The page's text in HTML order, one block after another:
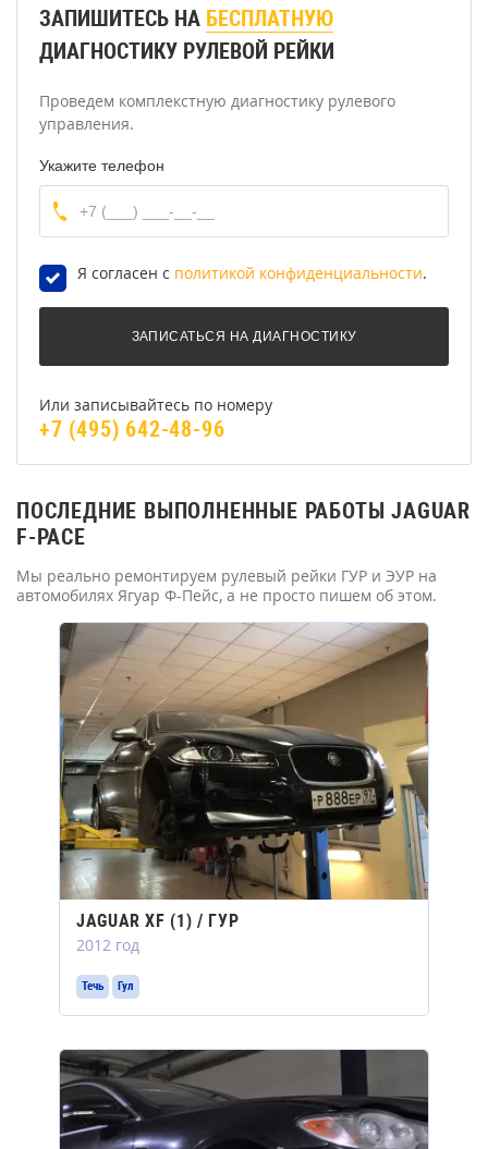
ЗАПИШИТЕСЬ НА БЕСПЛАТНУЮ
ДИАГНОСТИКУ РУЛЕВОЙ РЕЙКИ
Проведем комплекстную диагностику рулевого
управления.
Укажите телефон
Я согласен с политикой конфиденциальности.
Или записывайтесь по номеру
+7 (495) 642-48-96
ПОСЛЕДНИЕ ВЫПОЛНЕННЫЕ РАБОТЫ JAGUAR
F-PACE
Мы реально ремонтируем рулевый рейки ГУР и ЭУР на
автомобилях Ягуар Ф-Пейс, а не просто пишем об этом.
JAGUAR XF (1) / ГУР
2012 год
Течь Гул